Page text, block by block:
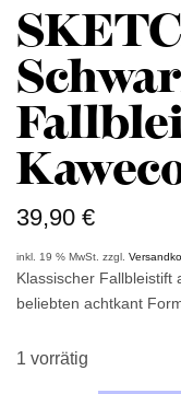
39,90€
inkl. 19 % MwSt. zzgl.
Klassischer Fallbleistift
beliebten achtkant
1 vorrätig